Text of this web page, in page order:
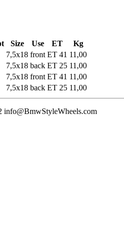
Size Use ET
Kg
7,5x18 front ET 41 11,00
7,5x18 back ET 25 11,00
7,5x18 front ET 41 11,00
7,5x18 back ET 25 11,00
info@BmwStyleWheels.com